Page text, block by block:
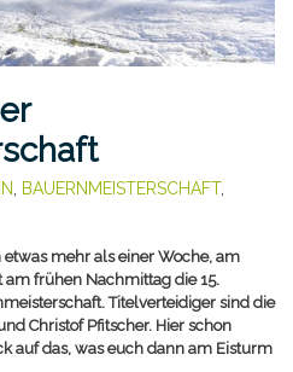
BAUERNMEISTERSCHAFT,
etwas mehr als einer Woche, am
am frühen Nachmittag die 15.
Titelverteidiger sind die
Christof Pfitscher. Hier schon
auf das, was euch dann am Eisturm